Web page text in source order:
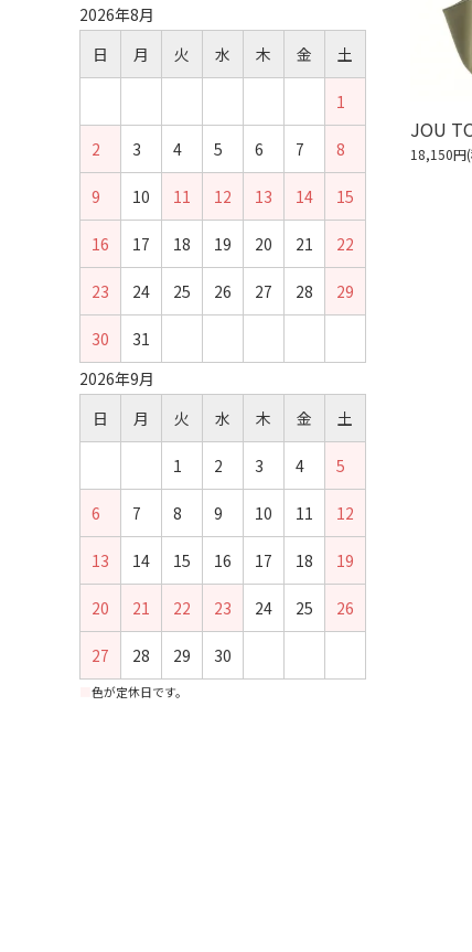
JOU
18,150円
2026年8月
日
月 火 水 木 金 土
1
2 3 4 5 6 7 8
9 10 11 12 13 14 15
16 17 18 19 20 21 22
23 24 25 26 27 28 29
30
31
2026年9月
日
月 火 水 木 金 土
1 2 3 4 5
6 7 8 9 10 11 12
13 14 15 16 17 18 19
20 21 22 23 24 25 26
27 28 29 30
色が定休日です。